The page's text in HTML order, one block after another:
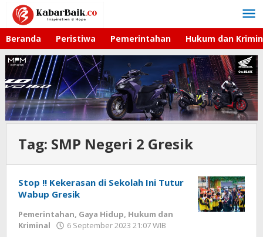
Lewati
konten
Beranda Peristiwa Pemerintahan Hukum dan
Tag: SMP Negeri 2 Gresik
Stop !! Kekerasan di Sekolah Ini Tutur
Wabup Gresik
Pemerintahan, Gaya Hidup, Hukum dan
Kriminal
6 September 2023 21:07 WIB